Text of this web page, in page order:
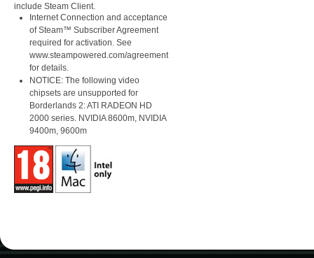
include Steam Client.
Internet Connection and acceptance
of Steam™ Subscriber Agreement
required for activation. See
www.steampowered.com/agreement
for details.
NOTICE: The following video
chipsets are unsupported for
Borderlands 2: ATI RADEON HD
2000 series. NVIDIA 8600m, NVIDIA
9400m, 9600m